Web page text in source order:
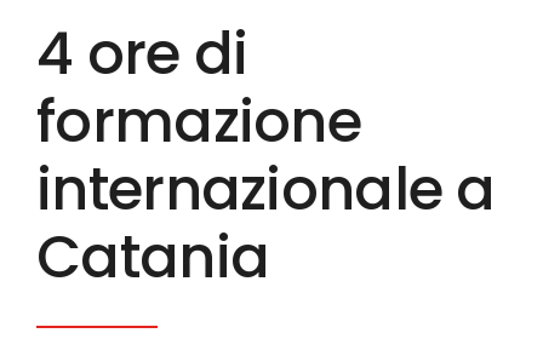
4 ore di
formazione
internazionale a
Catania